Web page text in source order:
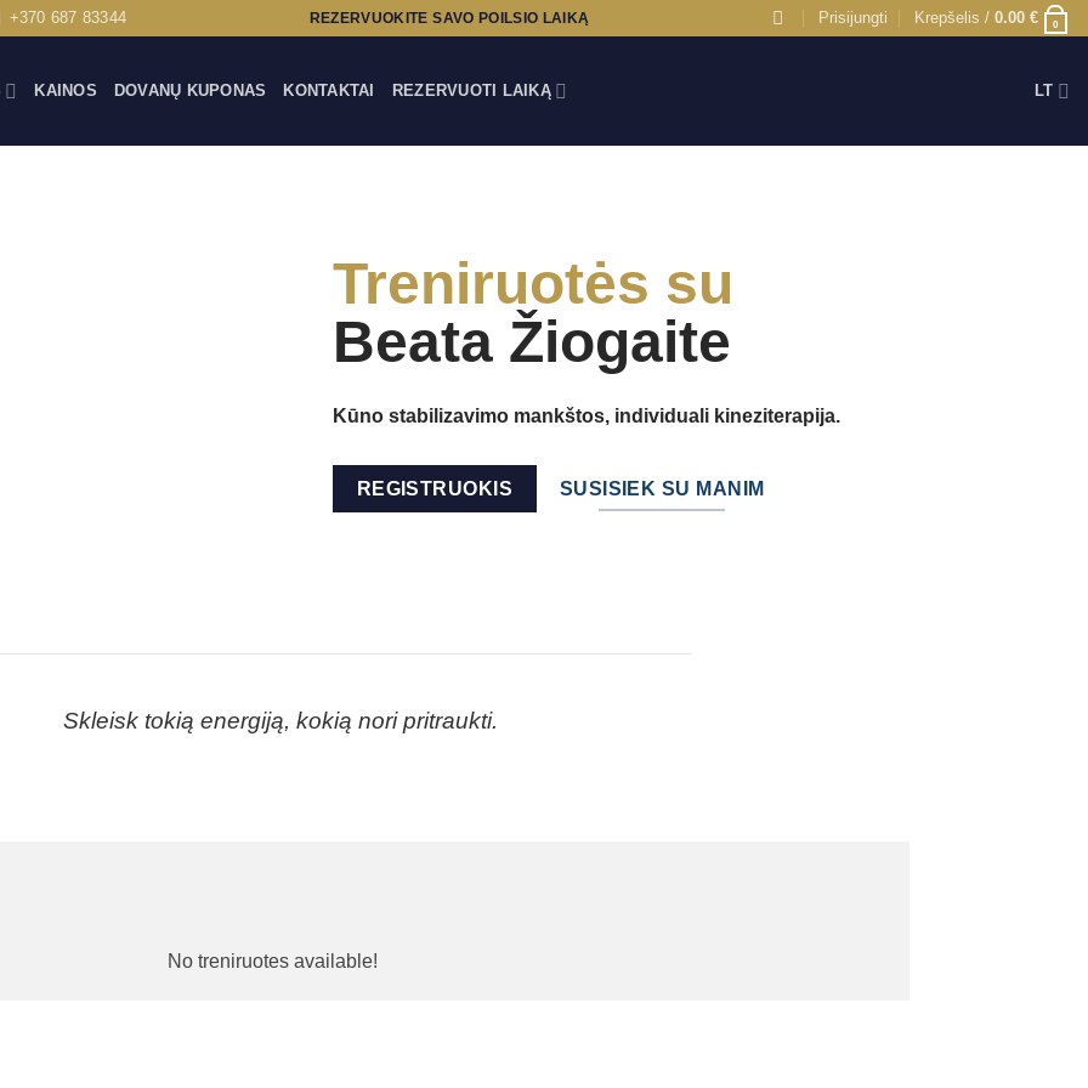
+370 687 83344 REZERVUOKITE SAVO POILSIO LAIKĄ Prisijungti Krepšelis / 0.00 € 0
KAINOS DOVANŲ KUPONAS KONTAKTAI REZERVUOTI LAIKĄ LT
Treniruotės su
Beata Žiogaite
Kūno stabilizavimo mankštos, individuali kineziterapija.
REGISTRUOKIS SUSISIEK SU MANIM
Skleisk tokią energiją, kokią nori pritraukti.
No treniruotes available!